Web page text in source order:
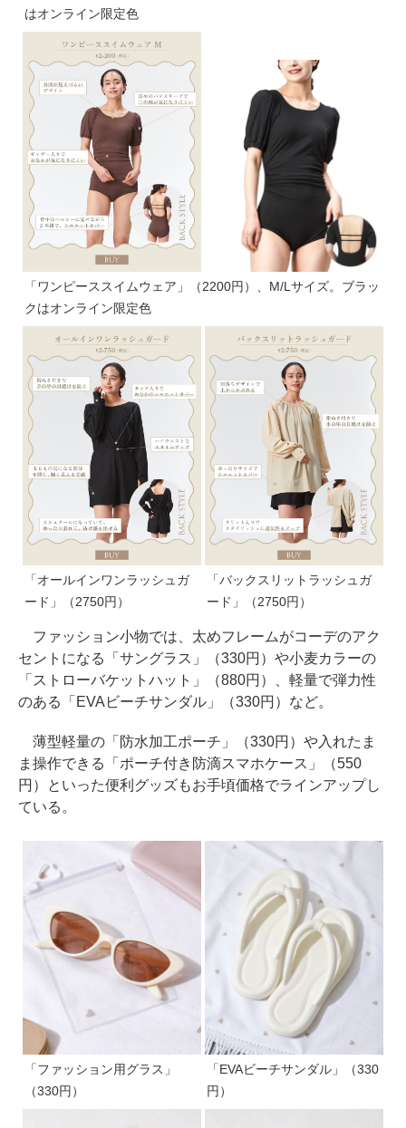
はオンライン限定色
「ワンピーススイムウェア」（2200円）、M/Lサイズ。ブラッ
クはオンライン限定色
「オールインワンラッシュガ
ード」（2750円）
「バックスリットラッシュガ
ード」（2750円）
ファッション小物では、太めフレームがコーデのアク
セントになる「サングラス」（330円）や小麦カラーの
「ストローバケットハット」（880円）、軽量で弾力性
のある「EVAビーチサンダル」（330円）など。
薄型軽量の「防水加工ポーチ」（330円）や入れたま
ま操作できる「ポーチ付き防滴スマホケース」（550
円）といった便利グッズもお手頃価格でラインアップし
ている。
「ファッション用グラス」
（330円）
「EVAビーチサンダル」（330
円）